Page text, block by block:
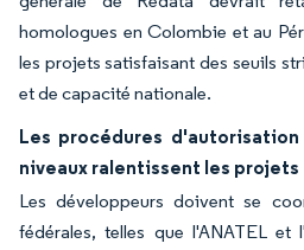
homologues en Colombie et au
les projets satisfaisant des seuils
et de capacité nationale.
Les procédures
niveaux ralentissent les projets
Les développeurs doivent se
fédérales, telles que l'ANATEL et